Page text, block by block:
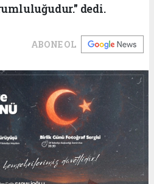
dedi.
ABONE OL